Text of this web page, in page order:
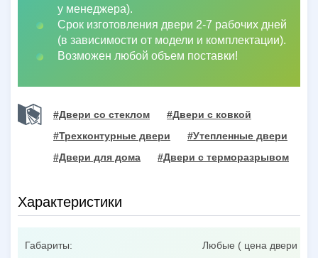
у менеджера).
Срок изготовления двери 2-7 рабочих дней
(в зависимости от модели и комплектации).
Возможен любой объем поставки!
#Двери со стеклом
#Двери с ковкой
#Трехконтурные двери
#Утепленные двери
#Двери для дома
#Двери с терморазрывом
Характеристики
Габариты: Любые ( цена двери